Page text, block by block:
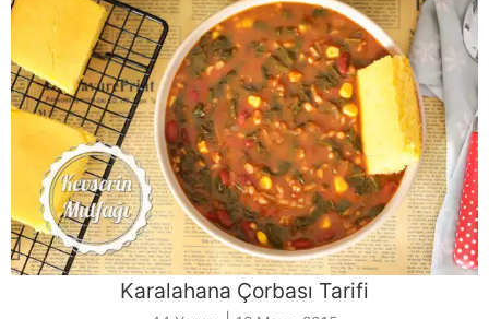
Karalahana Çorbası Tarifi